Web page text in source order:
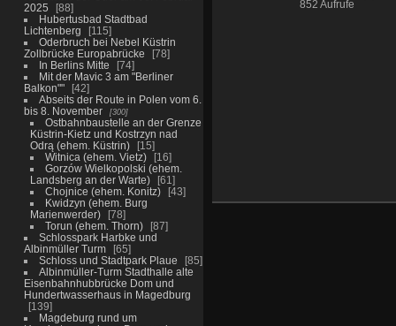
2025
88
Hubertusbad Stadtbad
Lichtenberg
115
Oderbruch bei Nebel Küstrin
Zollbrücke Europabrücke
78
In Berlins Mitte
74
Mit der Mavic 3 am "Berliner
Balkon""
42
Abseits der Route in Polen vom 6.
bis 8. November
300
Ostbahnbaustelle an der Grenze
Küstrin-Kietz und Kostrzyn nad
Odrą (ehem. Küstrin)
15
Witnica (ehem. Vietz)
16
Gorzów Wielkopolski (ehem.
Landsberg an der Warte)
61
Chojnice (ehem. Konitz)
43
Kwidzyn (ehem. Burg
Marienwerder)
78
Torun (ehem. Thorn)
87
Schlosspark Harbke und
Albinmüller Turm
65
Schloss und Stadtpark Plaue
85
Albinmüller-Turm Stadthalle alte
Eisenbahnhubbrücke Dom und
Hundertwasserhaus in Magedburg
139
Magdeburg rund um
852 Aufrufe